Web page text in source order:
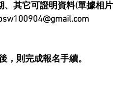
、其它可證明資料(單據相
，則完成報名手續。